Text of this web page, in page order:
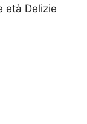
età Delizie